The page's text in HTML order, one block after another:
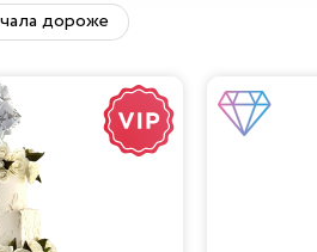
дороже